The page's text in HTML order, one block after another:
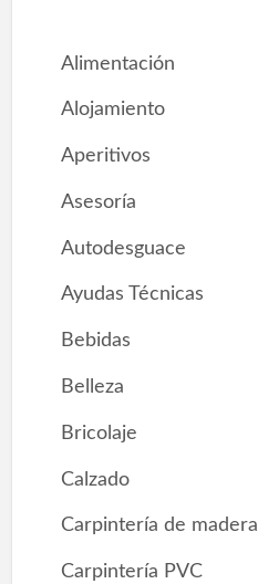
Alimentación
Alojamiento
Aperitivos
Asesoría
Autodesguace
Ayudas Técnicas
Bebidas
Belleza
Bricolaje
Calzado
Carpintería de madera
Carpintería PVC